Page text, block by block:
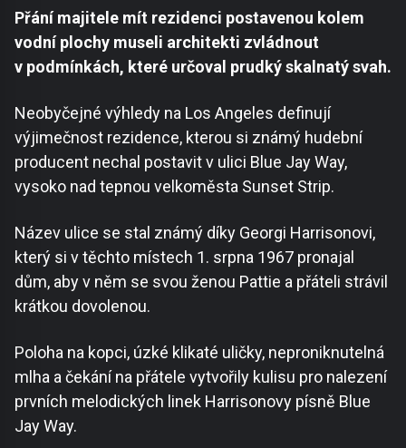
Přání majitele mít rezidenci postavenou kolem
vodní plochy museli architekti zvládnout
v podmínkách, které určoval prudký skalnatý svah.
Neobyčejné výhledy na Los Angeles definují
výjimečnost rezidence, kterou si známý hudební
producent nechal postavit v ulici Blue Jay Way,
vysoko nad tepnou velkoměsta Sunset Strip.
Název ulice se stal známý díky Georgi Harrisonovi,
který si v těchto místech 1. srpna 1967 pronajal
dům, aby v něm se svou ženou Pattie a přáteli strávil
krátkou dovolenou.
Poloha na kopci, úzké klikaté uličky, neproniknutelná
mlha a čekání na přátele vytvořily kulisu pro nalezení
prvních melodických linek Harrisonovy písně Blue
Jay Way.